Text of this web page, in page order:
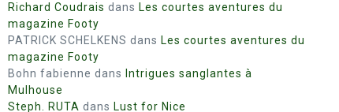
Richard Coudrais dans Les courtes aventures du
magazine Footy
PATRICK SCHELKENS dans Les courtes aventures du
magazine Footy
Bohn fabienne dans
Intrigues sanglantes à
Mulhouse
Steph. RUTA dans Lust for Nice